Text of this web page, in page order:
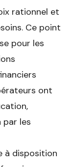
rationnel et
Ce point
pour les
ont
par les
à disposition